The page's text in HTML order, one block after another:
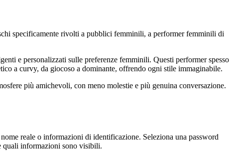
specificamente rivolti a pubblici femminili, a performer femminili di
e personalizzati sulle preferenze femminili. Questi performer spesso
a curvy, da giocoso a dominante, offrendo ogni stile immaginabile.
più amichevoli, con meno molestie e più genuina conversazione.
reale o informazioni di identificazione. Seleziona una password
quali informazioni sono visibili.